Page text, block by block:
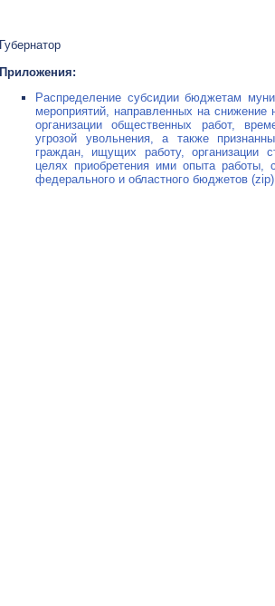
Губернатор
Приложения:
Распределение субсидии бюджетам
мероприятий, направленных на снижение
организации общественных работ,
угрозой увольнения, а также
граждан, ищущих работу, организации
целях приобретения ими опыта работы,
федерального и областного бюджетов (zip)